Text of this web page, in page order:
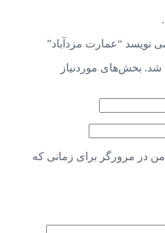
نویسد “عمارت مزدآباد”
شد. بخش‌های موردنیاز
من در مرورگر برای زمانی که